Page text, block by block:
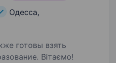
Одесса,
готовы взять
Вітаємо!